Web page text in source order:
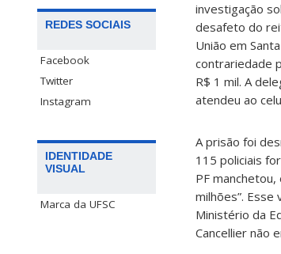
REDES SOCIAIS
Facebook
Twitter
Instagram
IDENTIDADE
VISUAL
Marca da UFSC
investigação
desafeto do
União em
contrariedade
R$ 1 mil. A
atendeu ao
A prisão foi
115 policiais
PF
milhões”.
Ministério da
Cancellier não